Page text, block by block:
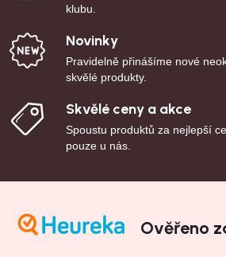
klubu.
Novinky
Pravidelně přinášíme nové
skvělé produkty.
Skvělé ceny a akce
Spoustu produktů za nejlepší
pouze u nás.
Ověřeno